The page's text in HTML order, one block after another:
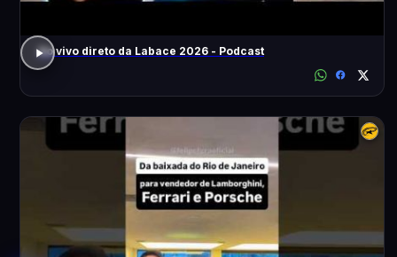
Ao vivo direto da Labace 2026 - Podcast